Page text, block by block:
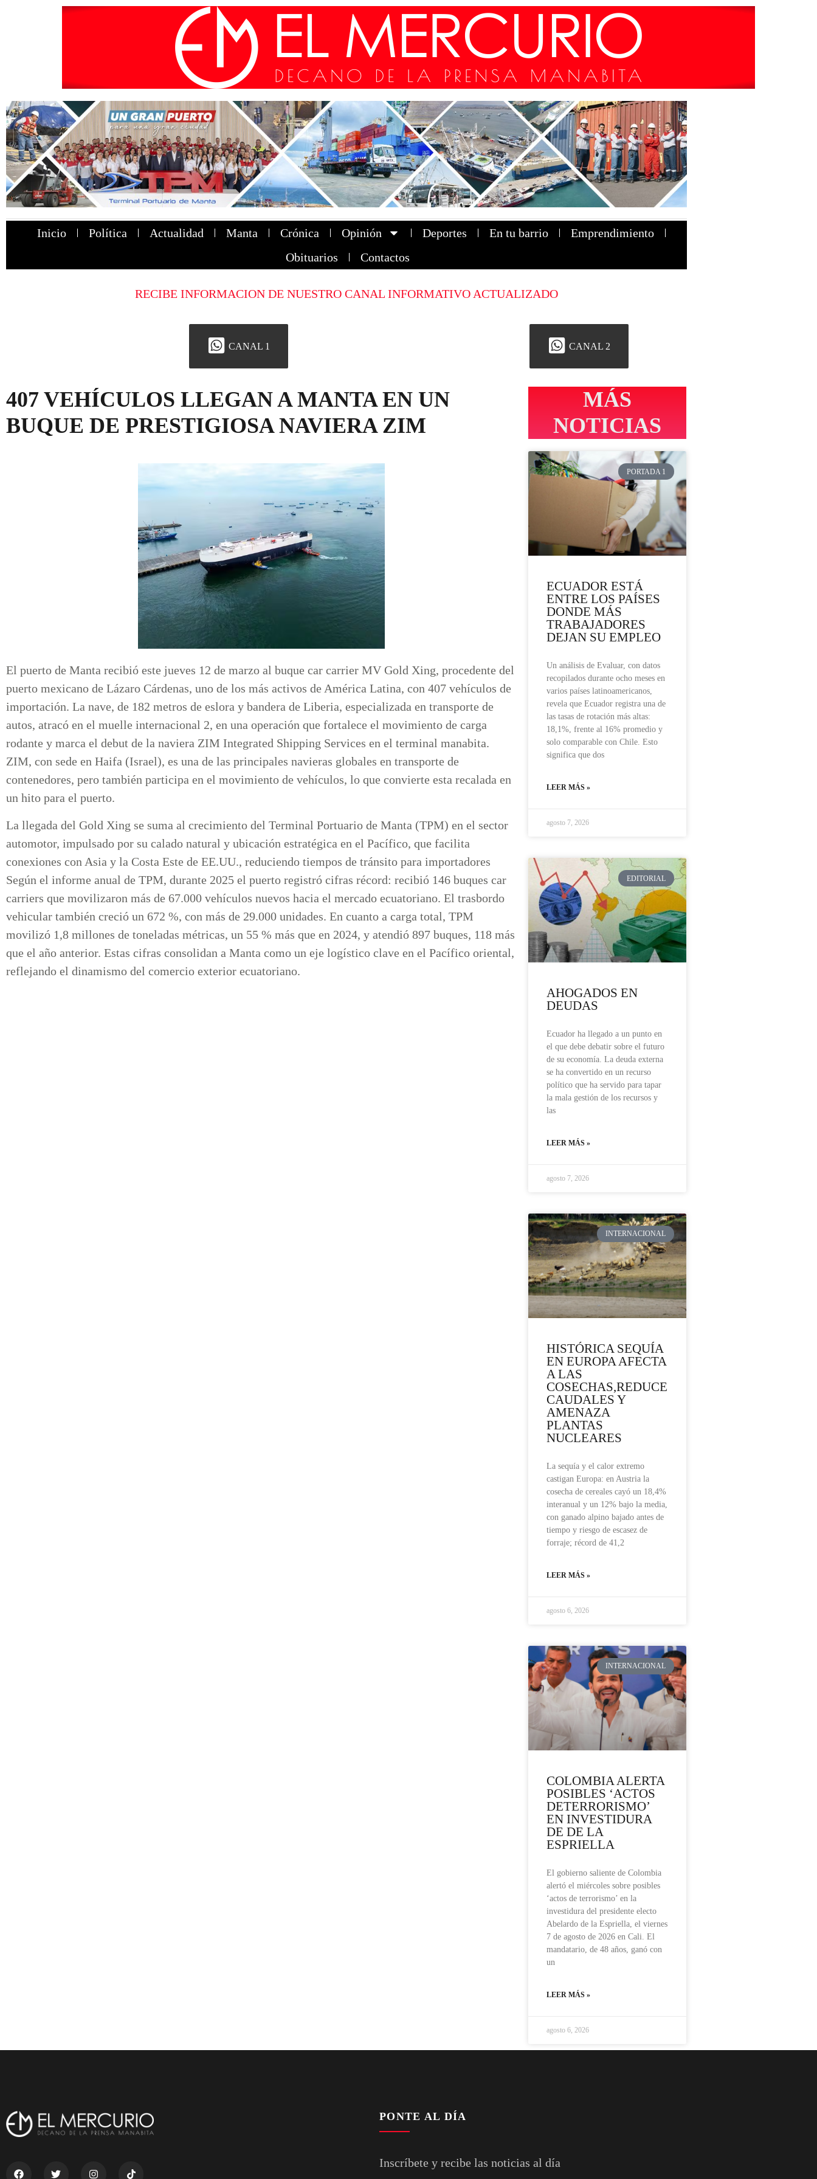
Inicio Política Actualidad Manta Crónica Opinión Deportes En tu barrio
Emprendimiento
Obituarios
Contactos
RECIBE INFORMACION DE NUESTRO CANAL INFORMATIVO ACTUALIZADO
CANAL 1 CANAL 2
407 VEHÍCULOS LLEGAN A MANTA EN UN
BUQUE DE PRESTIGIOSA NAVIERA ZIM
El puerto de Manta recibió este jueves 12 de marzo al buque car carrier MV Gold Xing, procedente del
puerto mexicano de Lázaro Cárdenas, uno de los más activos de América Latina, con 407 vehículos de
importación. La nave, de 182 metros de eslora y bandera de Liberia, especializada en transporte de
autos, atracó en el muelle internacional 2, en una operación que fortalece el movimiento de carga
rodante y marca el debut de la naviera ZIM Integrated Shipping Services en el terminal manabita.
ZIM, con sede en Haifa (Israel), es una de las principales navieras globales en transporte de
contenedores, pero también participa en el movimiento de vehículos, lo que convierte esta recalada en
un hito para el puerto.
La llegada del Gold Xing se suma al crecimiento del Terminal Portuario de Manta (TPM) en el sector
automotor, impulsado por su calado natural y ubicación estratégica en el Pacífico, que facilita
conexiones con Asia y la Costa Este de EE.UU., reduciendo tiempos de tránsito para importadores
Según el informe anual de TPM, durante 2025 el puerto registró cifras récord: recibió 146 buques car
carriers que movilizaron más de 67.000 vehículos nuevos hacia el mercado ecuatoriano. El trasbordo
vehicular también creció un 672 %, con más de 29.000 unidades. En cuanto a carga total, TPM
movilizó 1,8 millones de toneladas métricas, un 55 % más que en 2024, y atendió 897 buques, 118 más
que el año anterior. Estas cifras consolidan a Manta como un eje logístico clave en el Pacífico oriental,
reflejando el dinamismo del comercio exterior ecuatoriano.
MÁS
NOTICIAS
PORTADA 1
ECUADOR ESTÁ
ENTRE LOS PAÍSES
DONDE MÁS
TRABAJADORES
DEJAN SU EMPLEO
Un análisis de Evaluar, con datos
recopilados durante ocho meses en
varios países latinoamericanos,
revela que Ecuador registra una de
las tasas de rotación más altas:
18,1%, frente al 16% promedio y
solo comparable con Chile. Esto
significa que dos
LEER MÁS »
agosto 7, 2026
EDITORIAL
AHOGADOS EN
DEUDAS
Ecuador ha llegado a un punto en
el que debe debatir sobre el futuro
de su economía. La deuda externa
se ha convertido en un recurso
político que ha servido para tapar
la mala gestión de los recursos y
las
LEER MÁS »
agosto 7, 2026
INTERNACIONAL
HISTÓRICA SEQUÍA
EN EUROPA AFECTA
A LAS
COSECHAS,REDUCE
CAUDALES Y
AMENAZA
PLANTAS
NUCLEARES
La sequía y el calor extremo
castigan Europa: en Austria la
cosecha de cereales cayó un 18,4%
interanual y un 12% bajo la media,
con ganado alpino bajado antes de
tiempo y riesgo de escasez de
forraje; récord de 41,2
LEER MÁS »
agosto 6, 2026
INTERNACIONAL
COLOMBIA ALERTA
POSIBLES ‘ACTOS
DETERRORISMO’
EN INVESTIDURA
DE DE LA
ESPRIELLA
El gobierno saliente de Colombia
alertó el miércoles sobre posibles
‘actos de terrorismo’ en la
investidura del presidente electo
Abelardo de la Espriella, el viernes
7 de agosto de 2026 en Cali. El
mandatario, de 48 años, ganó con
un
LEER MÁS »
agosto 6, 2026
PONTE AL DÍA
Inscríbete y recibe las noticias al día